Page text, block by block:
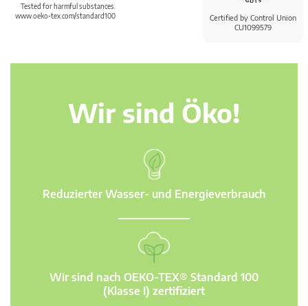
Certified by Control Union
CU1099579
Tested for harmful substances.
www.oeko-tex.com/standard100
Wir sind Öko!
Reduzierter Wasser- und Energieverbrauch
Wir sind nach OEKO-TEX® Standard 100
(Klasse I) zertifiziert